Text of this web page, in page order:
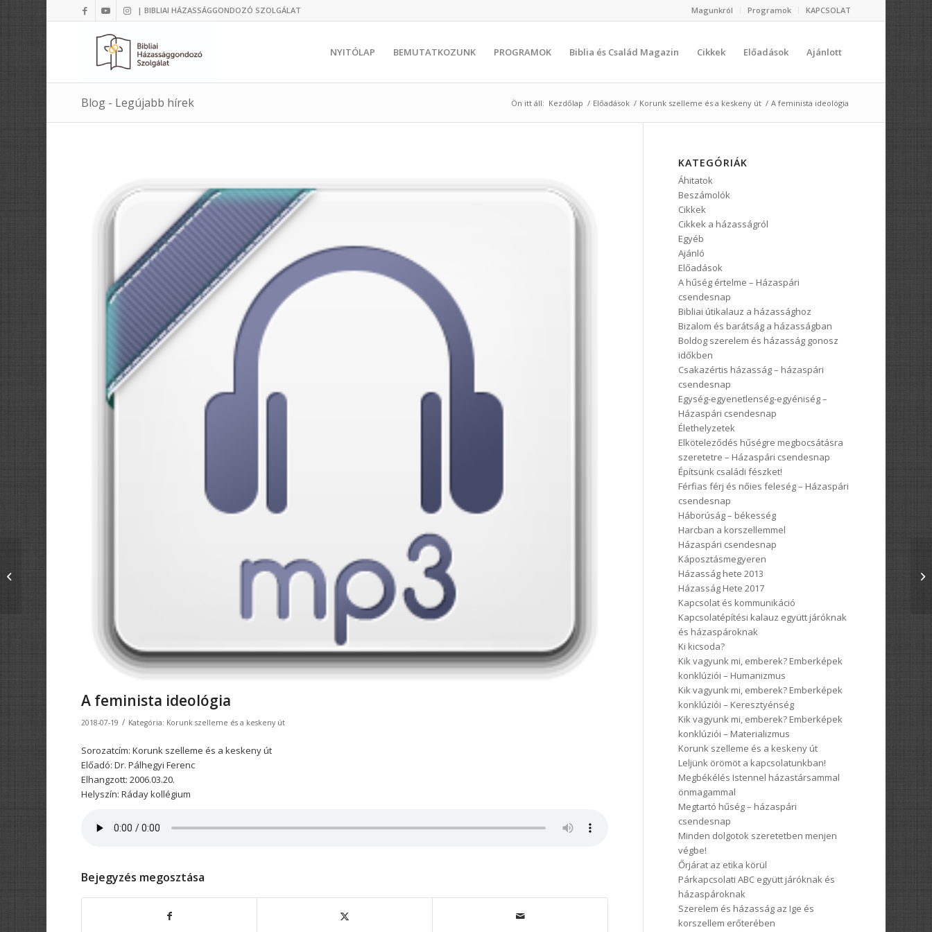
Magunkról Programok KAPCSOLAT
| BIBLIAI HÁZASSÁGGONDOZÓ SZOLGÁLAT
NYITÓLAP BEMUTATKOZUNK PROGRAMOK Biblia és Család Magazin Cikkek Előadások Ajánlott
Blog - Legújabb hírek Ön itt áll: Kezdőlap / Előadások / Korunk szelleme és a keskeny út / A feminista ideológia
A feminista ideológia
2018-07-19 / Kategória: Korunk szelleme és a keskeny út
Sorozatcím: Korunk szelleme és a keskeny út
Előadó: Dr. Pálhegyi Ferenc
Elhangzott: 2006.03.20.
Helyszín: Ráday kollégium
Bejegyzés megosztása
KATEGÓRIÁK
Áhitatok
Beszámolók
Cikkek
Cikkek a házasságról
Egyéb
Ajánló
Előadások
A hűség értelme – Házaspári
csendesnap
Bibliai útikalauz a házassághoz
Bizalom és barátság a házasságban
Boldog szerelem és házasság gonosz
időkben
Csakazértis házasság – házaspári
csendesnap
Egység-egyenetlenség-egyéniség –
Házaspári csendesnap
Élethelyzetek
Elköteleződés hűségre megbocsátásra
szeretetre – Házaspári csendesnap
Építsünk családi fészket!
Férfias férj és nőies feleség – Házaspári
csendesnap
Háborúság – békesség
Harcban a korszellemmel
Házaspári csendesnap
Káposztásmegyeren
Házasság hete 2013
Házasság Hete 2017
Kapcsolat és kommunikáció
Kapcsolatépítési kalauz együtt járóknak
és házaspároknak
Ki kicsoda?
Kik vagyunk mi, emberek? Emberképek
konklúziói – Humanizmus
Kik vagyunk mi, emberek? Emberképek
konklúziói – Keresztyénség
Kik vagyunk mi, emberek? Emberképek
konklúziói – Materializmus
Korunk szelleme és a keskeny út
Leljünk örömöt a kapcsolatunkban!
Megbékélés Istennel házastársammal
önmagammal
Megtartó hűség – házaspári
csendesnap
Minden dolgotok szeretetben menjen
végbe!
Őrjárat az etika körül
Párkapcsolati ABC együtt járóknak és
házaspároknak
Szerelem és házasság az Ige és
korszellem erőterében